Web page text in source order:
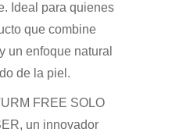
Ideal para quienes
que combine
un enfoque natural
de la piel.
FREE SOLO
un innovador